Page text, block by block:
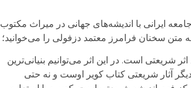
ایرانی با اندیشه‌های جهانی در میراث مکتوب
شریعتی است. در این اثر می‌توانیم بنیانی‌ترین
آثار شریعتی کتاب کویر اوست و نه حتی